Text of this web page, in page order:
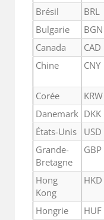
Brésil
BRL
Bulgarie
BGN
Canada
CAD
Chine
CNY
Corée KRW
Danemark DKK
États-Unis
USD
Grande-
Bretagne
GBP
Hong
Kong
HKD
Hongrie HUF